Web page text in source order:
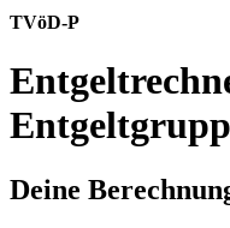
TVöD-P
Deine